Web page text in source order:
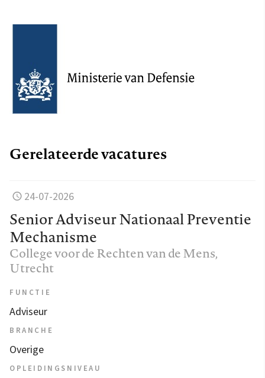
Gerelateerde vacatures
24-07-2026
Senior Adviseur Nationaal Preventie
Mechanisme
College voor de Rechten van de Mens,
Utrecht
FUNCTIE
Adviseur
BRANCHE
Overige
OPLEIDINGSNIVEAU